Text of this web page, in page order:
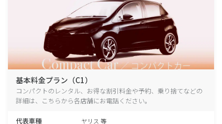
基本料金プラン（C1）
コンパクトのレンタル、お得な割引料金や予約、乗り捨てなどの
詳細は、こちらから各店舗にお電話ください。
代表車種 ヤリス 等